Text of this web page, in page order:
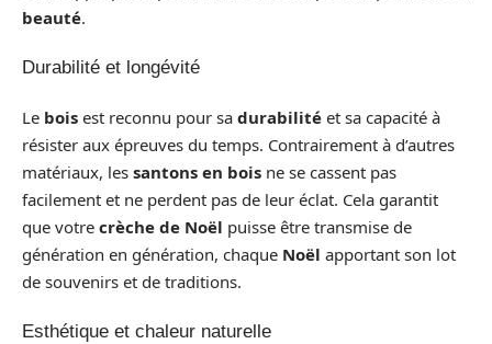
beauté.
Durabilité et longévité
Le bois est reconnu pour sa durabilité et sa capacité à
résister aux épreuves du temps. Contrairement à d’autres
matériaux, les santons en bois ne se cassent pas
facilement et ne perdent pas de leur éclat. Cela garantit
que votre crèche de Noël puisse être transmise de
génération en génération, chaque Noël apportant son lot
de souvenirs et de traditions.
Esthétique et chaleur naturelle